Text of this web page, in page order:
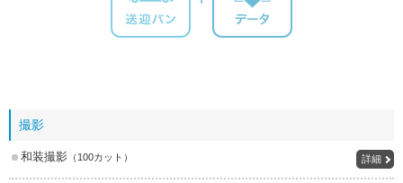
撮影
和装撮影 （100カット） 詳細